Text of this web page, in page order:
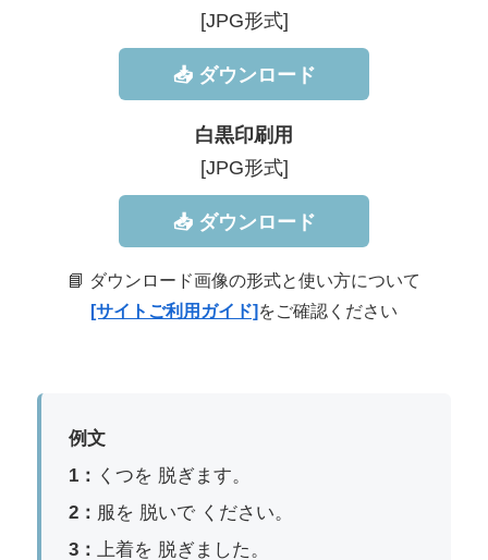
[JPG形式]
📥 ダウンロード
白黒印刷用
[JPG形式]
📥 ダウンロード
📘 ダウンロード画像の形式と使い方について
[サイトご利用ガイド] をご確認ください
例文
1： くつを 脱ぎます。
2： 服を 脱いで ください。
3：
上着を 脱ぎました。